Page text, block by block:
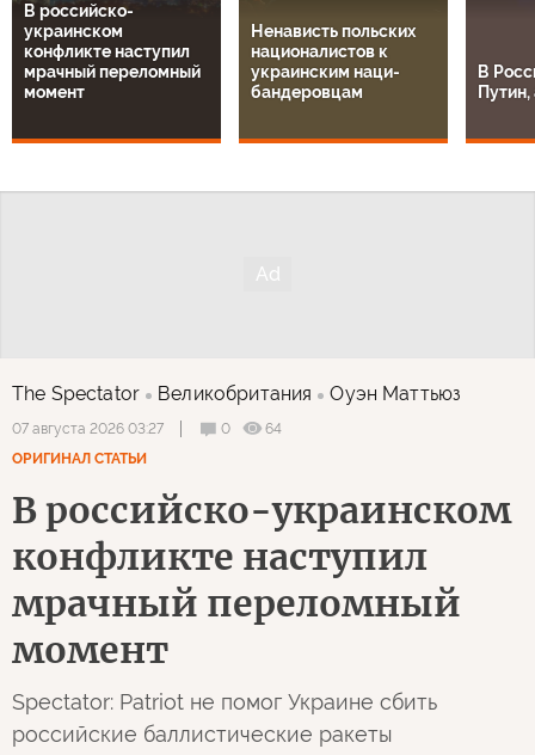
В российско-
украинском
конфликте наступил
мрачный переломный
момент
Ненависть польских
националистов к
украинским наци-
бандеровцам
В
The Spectator Великобритания Оуэн Маттьюз
07 августа 2026 03:27 0
64
ОРИГИНАЛ СТАТЬИ
В российско-украинском
конфликте наступил
мрачный переломный
момент
Spectator: Patriot не помог Украине сбить
российские баллистические ракеты